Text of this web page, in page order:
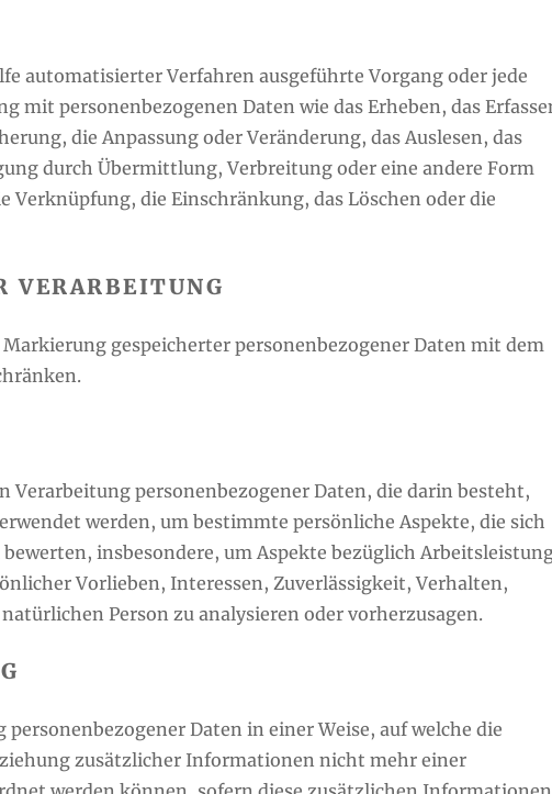
automatisierter Verfahren ausgeführte Vorgang oder jede
mit personenbezogenen Daten wie das Erheben, das
die Anpassung oder Veränderung, das Auslesen, das
durch Übermittlung, Verbreitung oder eine andere Form
Verknüpfung, die Einschränkung, das Löschen oder die
gespeicherter personenbezogener Daten mit dem
personenbezogener Daten, die darin besteht,
werden, um bestimmte persönliche Aspekte, die sich
insbesondere, um Aspekte bezüglich
Vorlieben, Interessen, Zuverlässigkeit, Verhalten,
Person zu analysieren oder vorherzusagen.
Daten in einer Weise, auf welche die
zusätzlicher Informationen nicht mehr einer